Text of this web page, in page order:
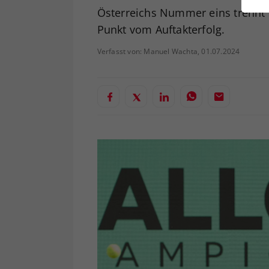
Österreichs Nummer eins
Punkt vom Auftakterfolg.
Verfasst von: Manuel Wachta, 01.07.2024